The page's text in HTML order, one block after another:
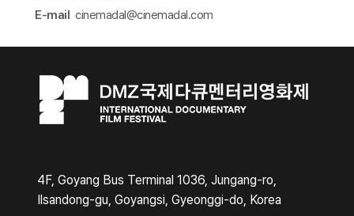
E-mail cinemadal@cinemadal.com​
4F, Goyang Bus Terminal 1036, Jungang-ro,
Ilsandong-gu, Goyangsi, Gyeonggi-do, Korea